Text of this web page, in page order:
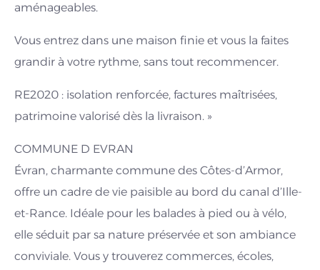
aménageables.
Vous entrez dans une maison finie et vous la faites
grandir à votre rythme, sans tout recommencer.
RE2020 : isolation renforcée, factures maîtrisées,
patrimoine valorisé dès la livraison. »
COMMUNE D EVRAN
Évran, charmante commune des Côtes-d’Armor,
offre un cadre de vie paisible au bord du canal d’Ille-
et-Rance. Idéale pour les balades à pied ou à vélo,
elle séduit par sa nature préservée et son ambiance
conviviale. Vous y trouverez commerces, écoles,